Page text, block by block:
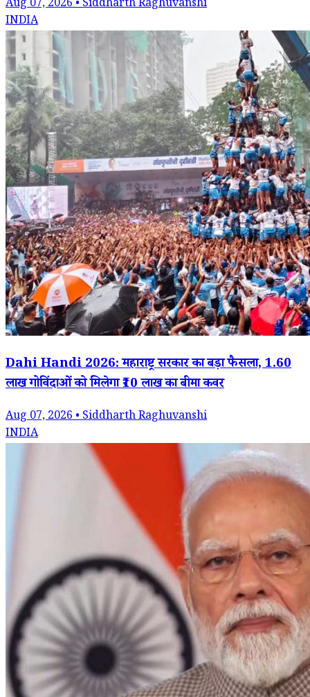
Aug 07, 2026 • Siddharth Raghuvanshi
INDIA
Dahi Handi 2026: महाराष्ट्र सरकार का बड़ा फैसला, 1.60
लाख गोविंदाओं को मिलेगा ₹10 लाख का बीमा कवर
Aug 07, 2026 • Siddharth Raghuvanshi
INDIA